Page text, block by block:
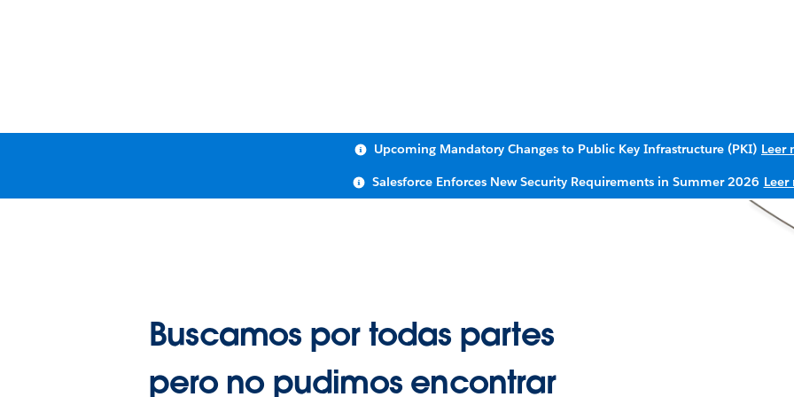
Upcoming Mandatory Changes to Public Key Infrastructure (PKI) Leer
Salesforce Enforces New Security Requirements in Summer 2026 Leer
Buscamos por todas partes
pero no pudimos encontrar